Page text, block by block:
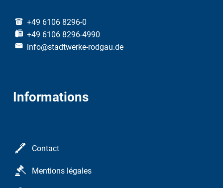
+49 6106 8296-0
+49 6106 8296-4990
info@stadtwerke-rodgau.de
Informations
Contact
Mentions légales